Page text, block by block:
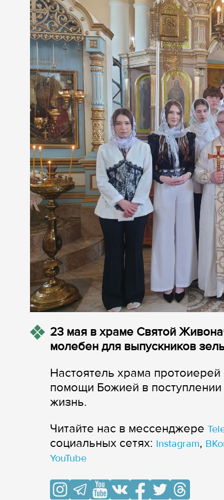
23 мая в храме Святой
молебен для выпускников
Настоятель храма
помощи Божией в поступлении
жизнь.
Читайте нас в мессенджере
cоциальных сетях: Instagram,
YouTube